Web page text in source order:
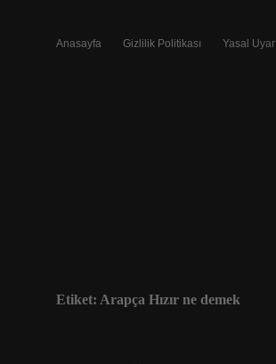
Anasayfa Gizlilik Politikası Yasal Uyarı
Etiket: Arapça Hızır ne demek